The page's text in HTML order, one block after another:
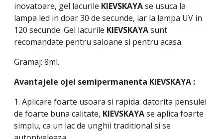
inovatoare, gel lacurile KIEVSKAYAse usuca la
lampa led in doar 30 de secunde, iar la lampa UV in
120 secunde. Gel lacurile KIEVSKAYAsunt
recomandate pentru saloane si pentru acasa.
Gramaj: 8ml.
Avantajele ojei semipermanenta KIEVSKAYA :
1. Aplicare foarte usoara si rapida: datorita pensulei
de foarte buna calitate, KIEVSKAYAse aplica foarte
simplu, ca un lac de unghii traditional si se